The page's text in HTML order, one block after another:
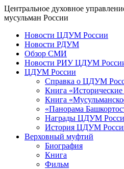
Центральное духовное
мусульман России
Новости ЦДУМ России
Новости РДУМ
Обзор СМИ
Новости РИУ ЦДУМ
ЦДУМ России
Справка о ЦДУМ
Книга «Исторические
Книга
«Панорама
Награды ЦДУМ
История ЦДУМ
Верховный муфтий
Биография
Книга
Фильм